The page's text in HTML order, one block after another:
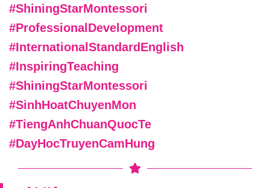
#ShiningStarMontessori
#ProfessionalDevelopment
#InternationalStandardEnglish
#InspiringTeaching
#ShiningStarMontessori
#SinhHoatChuyenMon
#TiengAnhChuanQuocTe
#DayHocTruyenCamHung